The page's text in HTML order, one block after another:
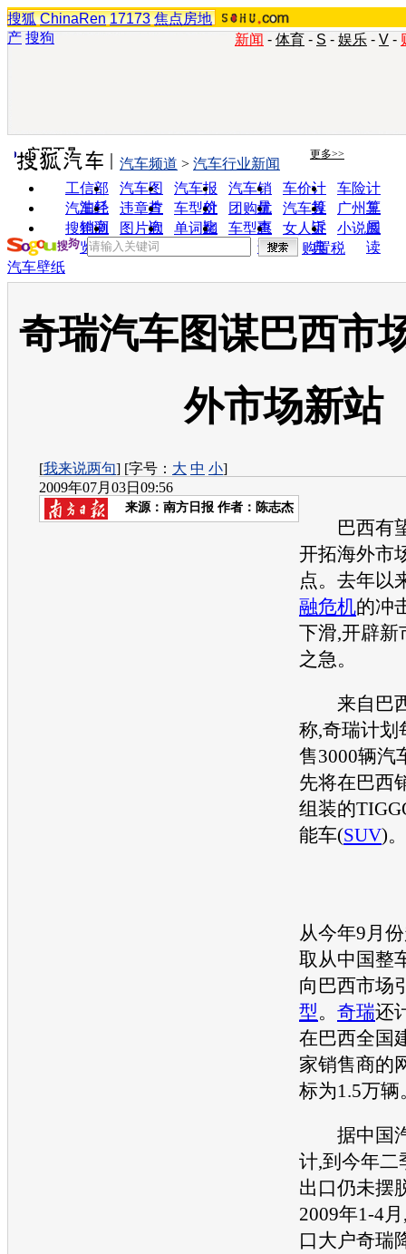
搜狐 ChinaRen 17173 焦点房地
产 搜狗 新闻 - 体育 - S - 娱乐 - V -
实用工具 更多>>
工信部
油耗
汽车图
片
汽车报
价
汽车销
量
车价计
算
车险计
算
汽车经
销商
违章查
询
车型对
比
团购优
惠
汽车投
诉
广州车
展
搜狗浏
览器
图片欣
赏
单词翻
车型查
询
女人宝
典
小说阅
读
汽车频道 > 汽车行业新闻
购置税
汽车壁纸
奇瑞汽车图谋巴西市
外市场新站
[我来说两句] [字号： 大 中 小]
2009年07月03日09:56
来源： 南方日报 作者：陈志杰
巴西有
开拓海外市
点。去年以
融危机的冲
下滑,开辟新
之急。
来自巴西
称,奇瑞计划
售3000辆汽
先将在巴西
组装的
能车(SUV)。
从今年9月
取从中国整
向巴西市场
型。 奇瑞还
在巴西全国
家销售商的
标为1.5万辆
据中国
计,到今年二
出口仍未摆
2009年1-4
口大户奇瑞